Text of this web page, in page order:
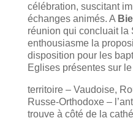
célébration, suscitant
échanges animés. A
réunion qui concluait la
enthousiasme la
disposition pour les
Eglises présentes sur le
territoire– Vaudoise,
Russe-Orthodoxe –
trouve à côté de la